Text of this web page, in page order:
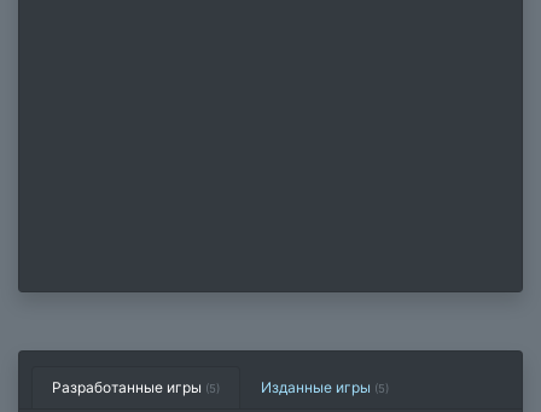
Разработанные игры (5) Изданные игры (5)